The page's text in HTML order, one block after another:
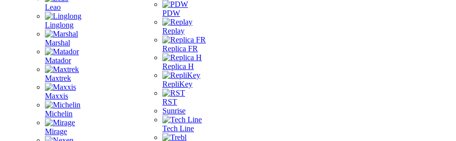
Leao
Linglong
Marshal
Matador
Maxtrek
Maxxis
Michelin
Mirage
PDW
Replay
Replica FR
Replica H
RepliKey
RST
Sunrise
Tech Line